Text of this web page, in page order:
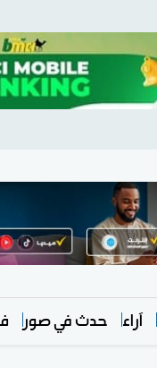
آراء حدث في صور